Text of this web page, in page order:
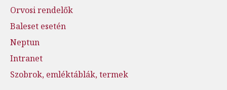
Orvosi rendelők
Baleset esetén
Neptun
Intranet
Szobrok, emléktáblák, termek